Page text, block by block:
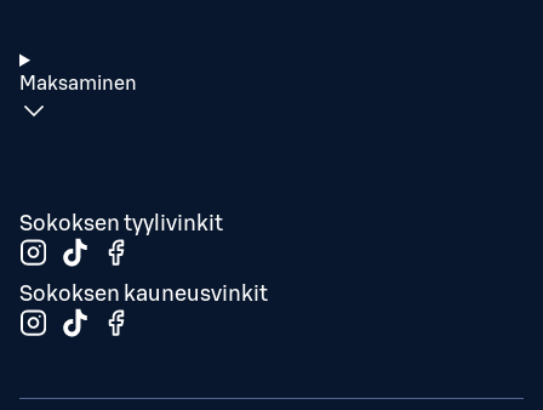
Maksaminen
Sokoksen tyylivinkit
Sokoksen kauneusvinkit